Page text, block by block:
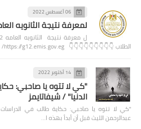
06 أغسطس 2022
لمعرفة نتيجة الثانويه العامه 2022 /
الطلاب 👇👇👇👇👇👇👇👇👇 https://g12.emis.gov.eg/ وال…
14 أكتوبر 2022
"كي لا تتوه يا صاحبي:
الدنيا" / شيفاتايمز
"كي لا تتوه يا صاحبي: حكاية طالب في الدراسات
عبدالرحمن الليث قبل أن أبدأ بهذه ا…